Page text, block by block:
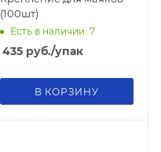
(100шт)
Есть в наличии: 7
435руб./упак
В КОРЗИНУ